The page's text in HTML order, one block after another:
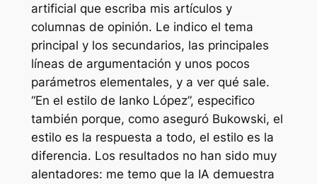
artificial que escriba mis artículos y
columnas de opinión. Le indico el tema
principal y los secundarios, las principales
líneas de argumentación y unos pocos
parámetros elementales, y a ver qué sale.
“En el estilo de Ianko López”, especifico
también porque, como aseguró Bukowski, el
estilo es la respuesta a todo, el estilo es la
diferencia. Los resultados no han sido muy
alentadores: me temo que la IA demuestra